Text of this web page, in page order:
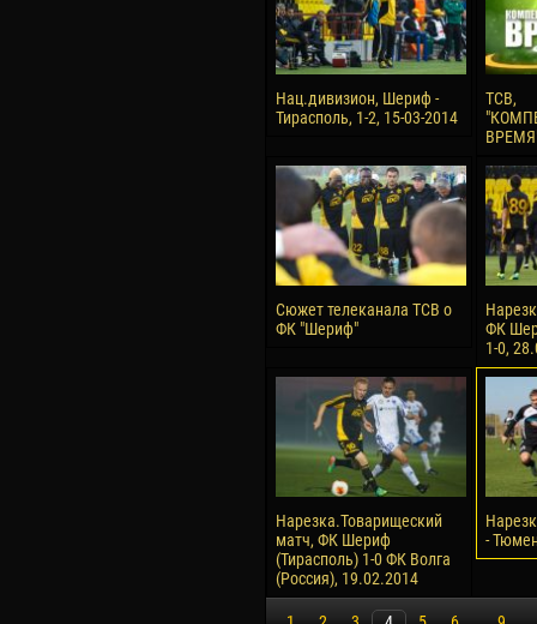
Нац.дивизион, Шериф -
Тирасполь, 1-2, 15-03-2014
ТСВ,
Сюжет телеканала ТСВ о
ФК "Шериф"
ФК
1-0,
Нарезка.Товарищеский
матч, ФК Шериф
(Тирасполь) 1-0 ФК Волга
(Россия), 19.02.2014
-